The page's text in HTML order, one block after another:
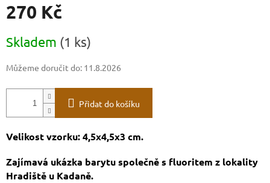
270 Kč
cena:
Skladem (1 ks)
Můžeme doručit do: 11.8.2026
Přidat do košíku
Velikost vzorku: 4,5x4,5x3 cm.
Zajímavá ukázka barytu společně s fluoritem z lokality
Hradiště u Kadaně.